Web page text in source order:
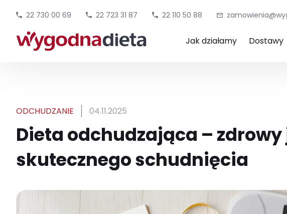
22 730 00 69 22 723 31 87 22 110 50 88
Jak działamy Dostawy
ODCHUDZANIE 04.11.2025
Dieta odchudzająca – zdrowy
skutecznego schudnięcia